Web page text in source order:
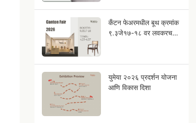
कँटन फेअरमधील बूथ क्रमांक
९.३जे१७-१८ वर लवकरच
युमेया २०२६ प्रदर्शन योजना
आणि विकास दिशा